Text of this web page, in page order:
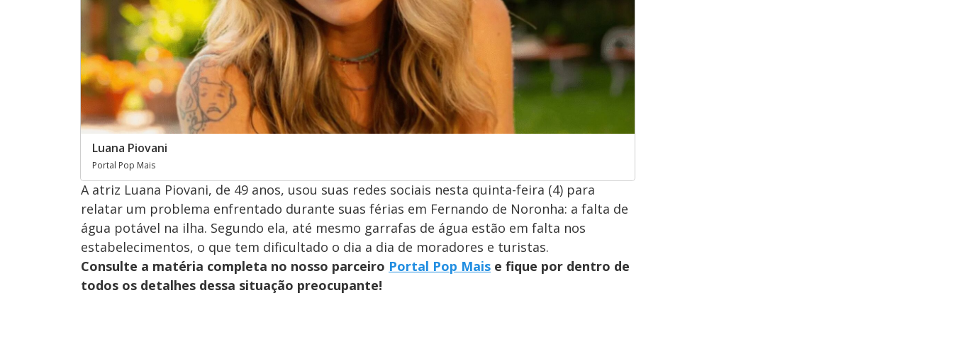
Luana Piovani
Portal Pop Mais
A atriz Luana Piovani, de 49 anos, usou suas redes sociais nesta quinta-feira (4) para
relatar um problema enfrentado durante suas férias em Fernando de Noronha: a falta de
água potável na ilha. Segundo ela, até mesmo garrafas de água estão em falta nos
estabelecimentos, o que tem dificultado o dia a dia de moradores e turistas.
Consulte a matéria completa no nosso parceiro Portal Pop Mais e fique por dentro de
todos os detalhes dessa situação preocupante!